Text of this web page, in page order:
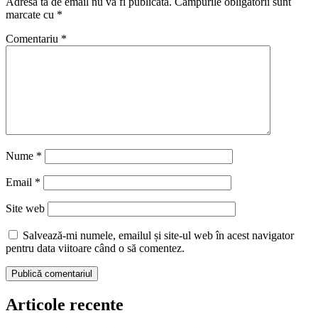
marcate cu *
Comentariu *
Nume *
Email *
Site web
Salvează-mi numele, emailul și site-ul web în acest navigator
pentru data viitoare când o să comentez.
Articole recente